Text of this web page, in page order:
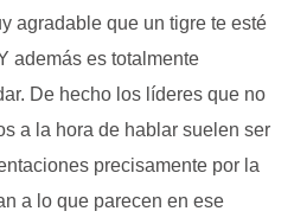
agradable que un tigre te esté
además es totalmente
De hecho los líderes que no
a la hora de hablar suelen ser
precisamente por la
a lo que parecen en ese